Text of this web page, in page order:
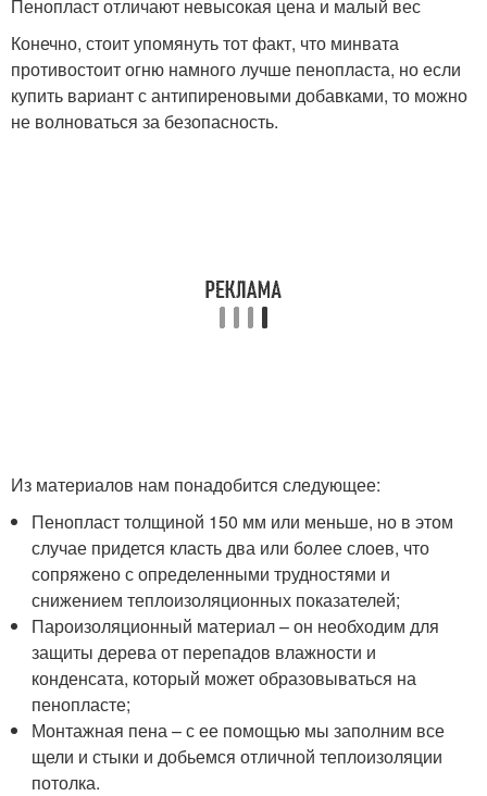
Пенопласт отличают невысокая цена и малый вес
Конечно, стоит упомянуть тот факт, что минвата
противостоит огню намного лучше пенопласта, но если
купить вариант с антипиреновыми добавками, то можно
не волноваться за безопасность.
Из материалов нам понадобится следующее:
Пенопласт толщиной 150 мм или меньше, но в этом
случае придется класть два или более слоев, что
сопряжено с определенными трудностями и
снижением теплоизоляционных показателей;
Пароизоляционный материал – он необходим для
защиты дерева от перепадов влажности и
конденсата, который может образовываться на
пенопласте;
Монтажная пена – с ее помощью мы заполним все
щели и стыки и добьемся отличной теплоизоляции
потолка.